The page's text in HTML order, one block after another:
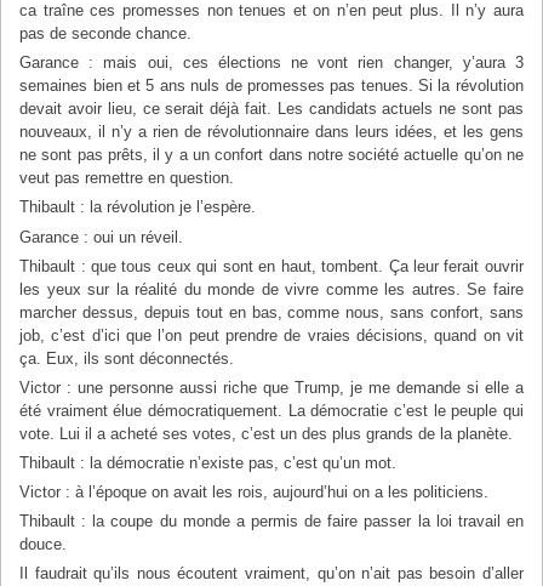
ca traîne ces promesses non tenues et on n’en peut plus. Il n’y aura
pas de seconde chance.
Garance : mais oui, ces élections ne vont rien changer, y’aura 3
semaines bien et 5 ans nuls de promesses pas tenues. Si la révolution
devait avoir lieu, ce serait déjà fait. Les candidats actuels ne sont pas
nouveaux, il n’y a rien de révolutionnaire dans leurs idées, et les gens
ne sont pas prêts, il y a un confort dans notre société actuelle qu’on ne
veut pas remettre en question.
Thibault : la révolution je l’espère.
Garance : oui un réveil.
Thibault : que tous ceux qui sont en haut, tombent. Ça leur ferait ouvrir
les yeux sur la réalité du monde de vivre comme les autres. Se faire
marcher dessus, depuis tout en bas, comme nous, sans confort, sans
job, c’est d’ici que l’on peut prendre de vraies décisions, quand on vit
ça. Eux, ils sont déconnectés.
Victor : une personne aussi riche que Trump, je me demande si elle a
été vraiment élue démocratiquement. La démocratie c’est le peuple qui
vote. Lui il a acheté ses votes, c’est un des plus grands de la planète.
Thibault : la démocratie n’existe pas, c’est qu’un mot.
Victor : à l’époque on avait les rois, aujourd’hui on a les politiciens.
Thibault : la coupe du monde a permis de faire passer la loi travail en
douce.
Il faudrait qu’ils nous écoutent vraiment, qu’on n’ait pas besoin d’aller